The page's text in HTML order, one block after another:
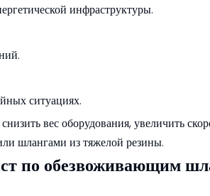
инфраструктуры.
ситуациях.
вес оборудования, увеличить
шлангами из тяжелой резины.
по обезвоживающим